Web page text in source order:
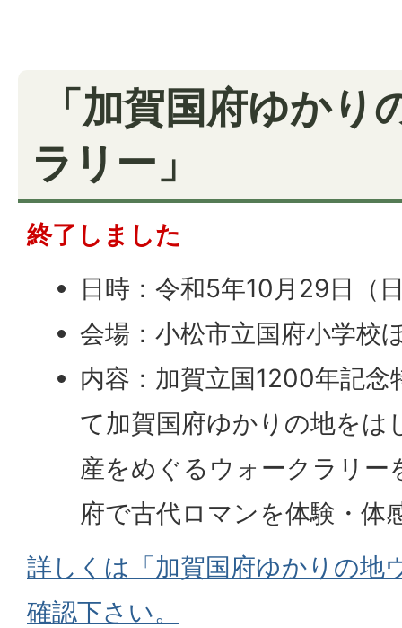
「加賀国府ゆかり
ラリー」
終了しました
日時：令和5年10月29日（
会場：小松市立国府小学校
内容：加賀立国1200年記
て加賀国府ゆかりの地をは
産をめぐるウォークラリー
府で古代ロマンを体験・体
詳しくは「加賀国府ゆかりの地
確認下さい。